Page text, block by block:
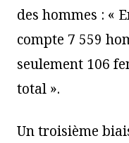
des hommes : «
compte 7 559
seulement 106
total ».
Un troisième